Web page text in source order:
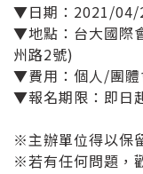
▼日期：2021/04/
▼地點：台大國際
州路2號)
​​▼費用：個人/團體
▼報名期限：即日
※主辦單位得以保
※若有任何問題